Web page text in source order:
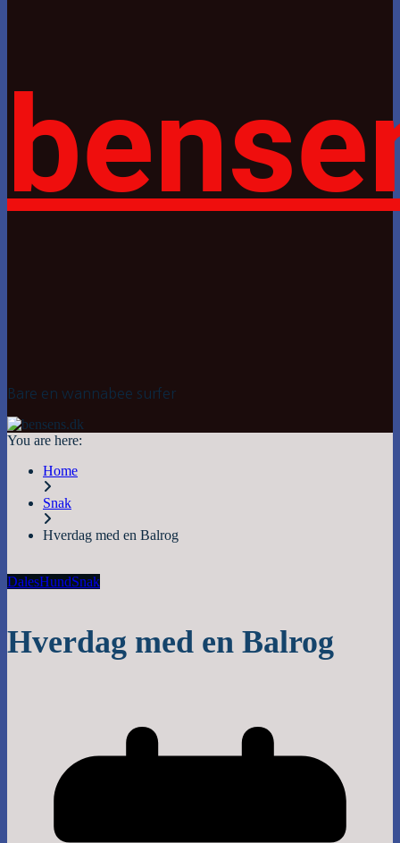
Bare en wannabee surfer
You are here:
Home
Snak
Hverdag med en Balrog
DalesHundSnak
Hverdag med en Balrog